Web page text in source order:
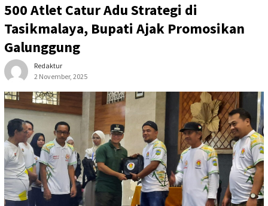
500 Atlet Catur Adu Strategi di
Tasikmalaya, Bupati Ajak Promosikan
Galunggung
Redaktur
2 November, 2025